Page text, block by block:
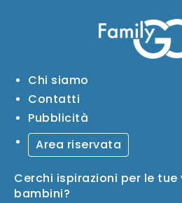
Chi siamo
Contatti
Pubblicità
Area riservata
Cerchi ispirazioni per le tue
bambini?